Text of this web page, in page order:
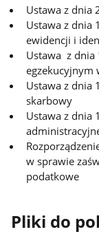
Ustawa z dnia
Ustawa z dnia
ewidencji i
Ustawa z dnia
egzekucyjnym
Ustawa z dnia
skarbowy
Ustawa z dnia
w sprawie
podatkowe
Pliki do